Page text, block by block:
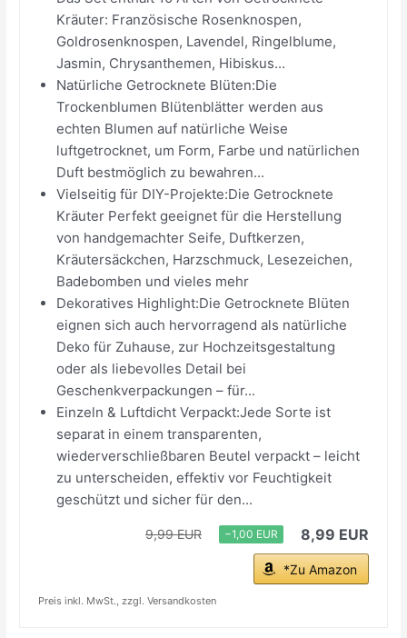
Kräuter: Französische Rosenknospen,
Goldrosenknospen, Lavendel, Ringelblume,
Jasmin, Chrysanthemen, Hibiskus...
Natürliche Getrocknete Blüten:Die
Trockenblumen Blütenblätter werden aus
echten Blumen auf natürliche Weise
luftgetrocknet, um Form, Farbe und natürlichen
Duft bestmöglich zu bewahren...
Vielseitig für DIY-Projekte:Die Getrocknete
Kräuter Perfekt geeignet für die Herstellung
von handgemachter Seife, Duftkerzen,
Kräutersäckchen, Harzschmuck, Lesezeichen,
Badebomben und vieles mehr
Dekoratives Highlight:Die Getrocknete Blüten
eignen sich auch hervorragend als natürliche
Deko für Zuhause, zur Hochzeitsgestaltung
oder als liebevolles Detail bei
Geschenkverpackungen – für...
Einzeln & Luftdicht Verpackt:Jede Sorte ist
separat in einem transparenten,
wiederverschließbaren Beutel verpackt – leicht
zu unterscheiden, effektiv vor Feuchtigkeit
geschützt und sicher für den...
9,99 EUR −1,00 EUR 8,99 EUR
*Zu Amazon
Preis inkl. MwSt., zzgl. Versandkosten